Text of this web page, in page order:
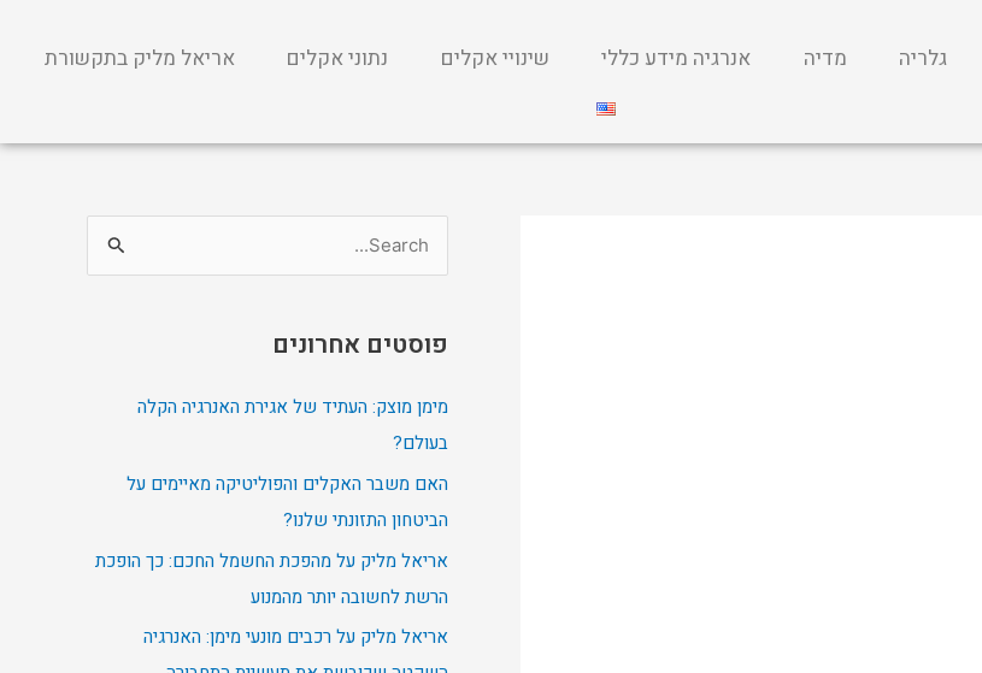
גלריה מדיה אנרגיה מידע כללי שינויי אקלים נתוני אקלים אריאל מליק בתקשורת
r
:
פוסטים אחרונים
מימן מוצק: העתיד של אגירת האנרגיה הקלה
בעולם?
האם משבר האקלים והפוליטיקה מאיימים על
הביטחון התזונתי שלנו?
אריאל מליק על מהפכת החשמל החכם: כך הופכת
הרשת לחשובה יותר מהמנוע
אריאל מליק על רכבים מונעי מימן: האנרגיה